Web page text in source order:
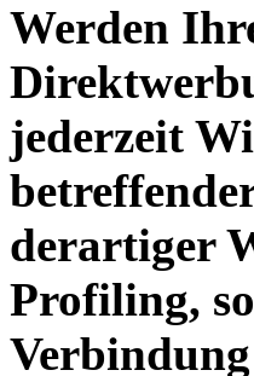
Werden
jederzeit
derartiger
Profiling,